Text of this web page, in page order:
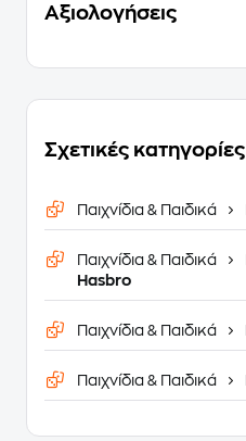
Αξιολογήσεις
Σχετικές κατηγορίες
Παιχνίδια & Παιδικά
Παιχνίδια & Παιδικά
Hasbro
Παιχνίδια & Παιδικά
Παιχνίδια & Παιδικά